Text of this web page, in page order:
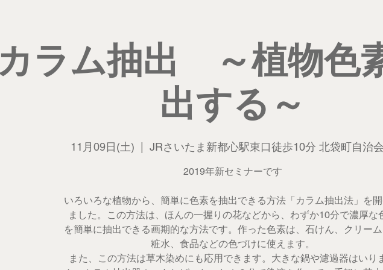
カラム抽出 ～植物色
出する～
11月09日(土) JRさいたま新都心駅東口徒歩10分 北袋町自治
2019年新セミナーです
いろいろな植物から、簡単に色素を抽出できる方法「カラム抽出法」を
ました。この方法は、ほんの一握りの花などから、わずか10分で濃厚な
を簡単に抽出できる画期的な方法です。作った色素は、石けん、クリー
粧水、食品などの色づけに使えます。
また、この方法は草木染めにも応用できます。大きな鍋や濾過器はいり